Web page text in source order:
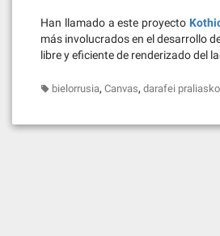
Han llamado a este proyecto
más involucrados en el desarrollo
libre y eficiente de renderizado del
bielorrusia, Canvas, darafei